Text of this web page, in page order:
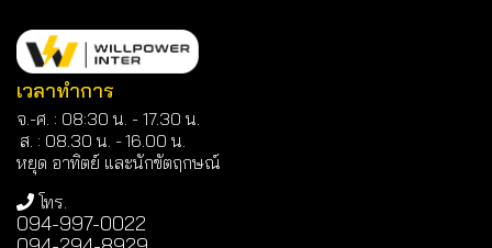
เวลาทำการ
จ.-ศ. : 08:30 น. - 17.30 น.
ส. : 08.30 น. -16.00 น.
หยุด อาทิตย์ และนักขัตฤกษณ์
โทร.
094-997-0022